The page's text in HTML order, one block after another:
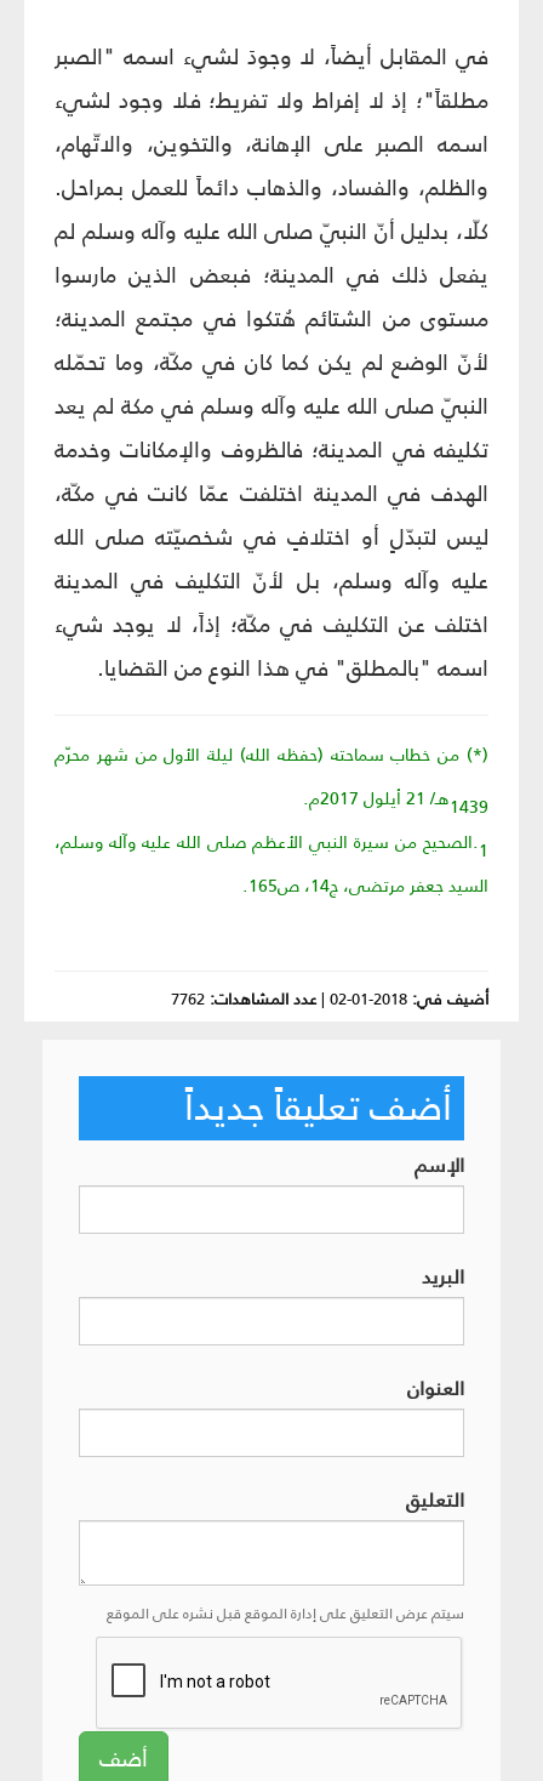
في المقابل أيضاً، لا وجودَ لشيء اسمه "الصبر
مطلقاً"؛ إذ لا إفراط ولا تفريط؛ فلا وجود لشيء
اسمه الصبر على الإهانة، والتخوين، والاتّهام،
والظلم، والفساد، والذهاب دائماً للعمل بمراحل.
كلّا، بدليل أنّ النبيّ صلى الله عليه وآله وسلم لم
يفعل ذلك في المدينة؛ فبعض الذين مارسوا
مستوى من الشتائم هُتكوا في مجتمع المدينة؛
لأنّ الوضع لم يكن كما كان في مكّة، وما تحمّله
النبيّ صلى الله عليه وآله وسلم في مكة لم يعد
تكليفه في المدينة؛ فالظروف والإمكانات وخدمة
الهدف في المدينة اختلفت عمّا كانت في مكّة،
ليس لتبدّلٍ أو اختلافٍ في شخصيّته صلى الله
عليه وآله وسلم، بل لأنّ التكليف في المدينة
اختلف عن التكليف في مكّة؛ إذاً، لا يوجد شيء
اسمه "بالمطلق" في هذا النوع من القضايا.
(*) من خطاب سماحته (حفظه الله) ليلة الأول من شهر محرّم
1439هـ/ 21 أيلول 2017م.
1.الصحيح من سيرة النبي الأعظم صلى الله عليه وآله وسلم،
السيد جعفر مرتضى، ج14، ص165.
أضيف في: 2018-01-02
|عدد المشاهدات: 7762
أضف تعليقاً جديداً
الإسم
البريد
العنوان
التعليق
سيتم عرض التعليق على إدارة الموقع قبل نشره على الموقع
أضف